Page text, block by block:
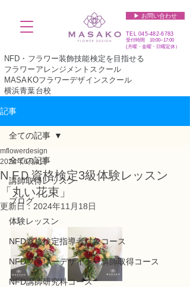
▶︎ お問い合わせ
TEL045-482-6783
受付時間 10:00~17:00​​​
(​月曜・金曜・日曜定休）
NFD・フラワー装飾技能検定を目指せる
フラワーアレンジメントスクール
MASAKOフラワーデザインスクール
横浜青葉台校
記事
全ての記事
講師取得レッスン
ブログ
体験レッスン
NFD資格検定指導者対象コース
NFDフラワーデザイナー講師取得コース
NFD講師研究科コース
全ての記事
N FＤ資格検定3級体験レッスン
「丸い花束」
mflowerdesign
2024年6月4日
更新日： 2024年11月18日